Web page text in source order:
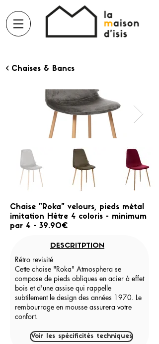
< Chaises & Bancs
Chaise "Roka" velours, pieds métal
imitation Hêtre 4 coloris - minimum
par 4 - 39.90€
DESCRITPTION
Rétro revisité
Cette chaise "Roka" Atmosphera se
compose de pieds obliques en acier à effet
bois et d'une assise qui rappelle
subtilement le design des années 1970. Le
rembourrage en mousse assurera votre
confort.
Voir les spécificités techniques